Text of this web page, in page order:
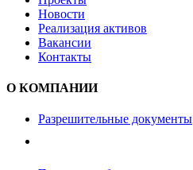
Новости
Реализация активов
Вакансии
Контакты
О КОМПАНИИ
Разрешительные документы